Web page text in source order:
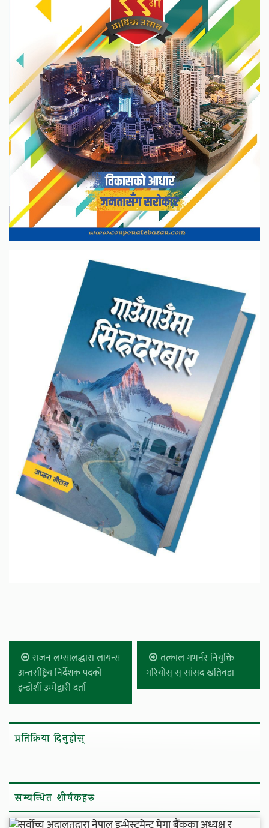
राजन लम्सालद्धारा लायन्स
अन्तर्राष्ट्रिय निर्देशक पदको
इन्डोर्शी उम्मेद्वारी दर्ता
तत्काल गभर्नर नियुक्ति
गरियोस् स् सांसद खतिवडा
प्रतिक्रिया दिनुहोस्
सम्बन्धित शीर्षकहरु